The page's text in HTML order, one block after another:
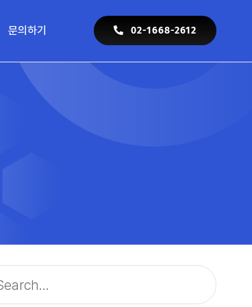
문의하기 02-1668-2612